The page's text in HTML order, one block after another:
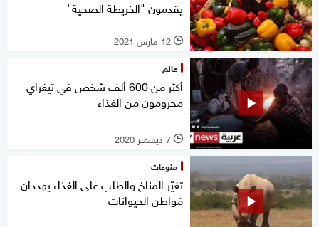
يقدمون "الخريطة الصحية"
l 12 مارس 2021
عالم
أكثر من 600 ألف شخص في تيغراي
محرومون من الغذاء
l 7 ديسمبر 2020
منوعات
تغيّر المناخ والطلب على الغذاء يهددان
مَواطن الحيوانات